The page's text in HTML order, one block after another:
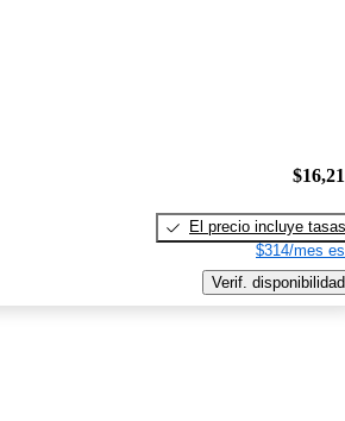
El precio incluye tasas
$314/mes
Verif. disponibilidad